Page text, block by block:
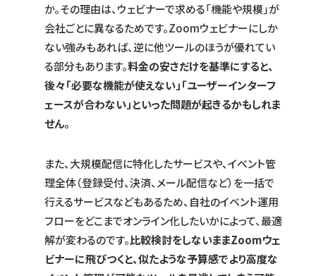
か。その理由は、ウェビナーで求める「機能や規模」が
会社ごとに異なるためです。Zoomウェビナーにしか
ない強みもあれば、逆に他ツールのほうが優れてい
る部分もあります。料金の安さだけを基準にすると、
後々「必要な機能が使えない」「ユーザーインターフ
ェースが合わない」といった問題が起きるかもしれま
せん。
また、大規模配信に特化したサービスや、イベント管
理全体（登録受付、決済、メール配信など）を一括で
行えるサービスなどもあるため、自社のイベント運用
フローをどこまでオンライン化したいかによって、最適
解が変わるのです。比較検討をしないままZoomウェ
ビナーに飛びつくと、似たような予算感でより高度な